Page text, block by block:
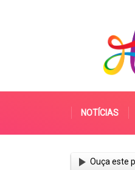
NOTÍCIAS
Ouça este